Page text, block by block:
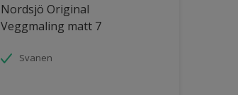
Nordsjö Original
Veggmaling matt 7
Svanen